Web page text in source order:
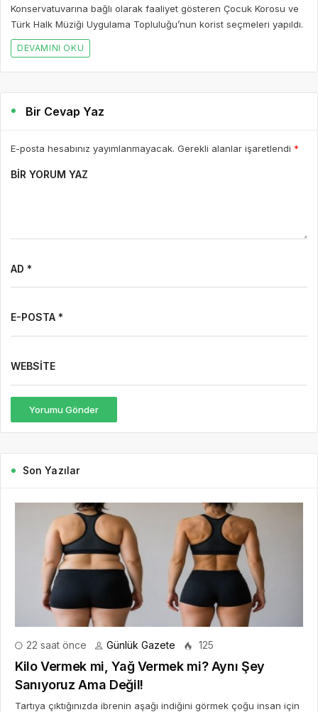
Konservatuvarına bağlı olarak faaliyet gösteren Çocuk Korosu ve
Türk Halk Müziği Uygulama Topluluğu’nun korist seçmeleri yapıldı.
DEVAMINI OKU
Bir Cevap Yaz
E-posta hesabınız yayımlanmayacak. Gerekli alanlar işaretlendi *
BIR YORUM YAZ
AD *
E-POSTA *
WEBSITE
Yorumu Gönder
Son Yazılar
22 saat önce Günlük Gazete 125
Kilo Vermek mi, Yağ Vermek mi? Aynı Şey
Sanıyoruz Ama Değil!
Tartıya çıktığınızda ibrenin aşağı indiğini görmek çoğu insan için